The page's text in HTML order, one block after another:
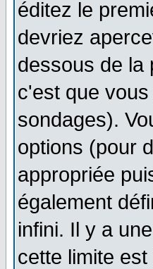
éditez le
devriez
dessous de la
c'est que
sondages).
options (pour
appropriée
également
infini. Il y a
cette limite